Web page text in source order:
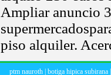
Ampliar anuncio
piso alquiler.
ptm nauroth| botiga hipica subirana